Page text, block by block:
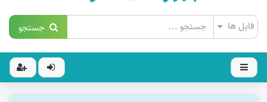
جستجو